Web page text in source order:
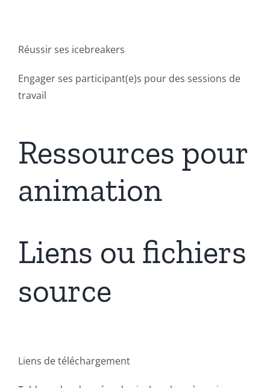
Réussir ses icebreakers
Engager ses participant(e)s pour des sessions de
travail
Ressources pour
animation
Liens ou fichiers
source
Liens de téléchargement